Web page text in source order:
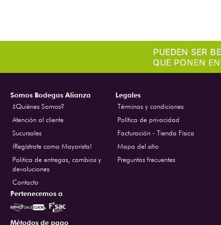
Somos Bodegas Alianza
¿Quiénes Somos?
Atención al cliente
Sucursales
¡Regístrate como Mayorista!
Politica de entregas, cambios y
devoluciones
Contacto
Legales
Términos y condiciones
Política de privacidad
Facturación - Tienda Física
Mapa del sitio
Preguntas frecuentes
Pertenecemos a
Métodos de pago